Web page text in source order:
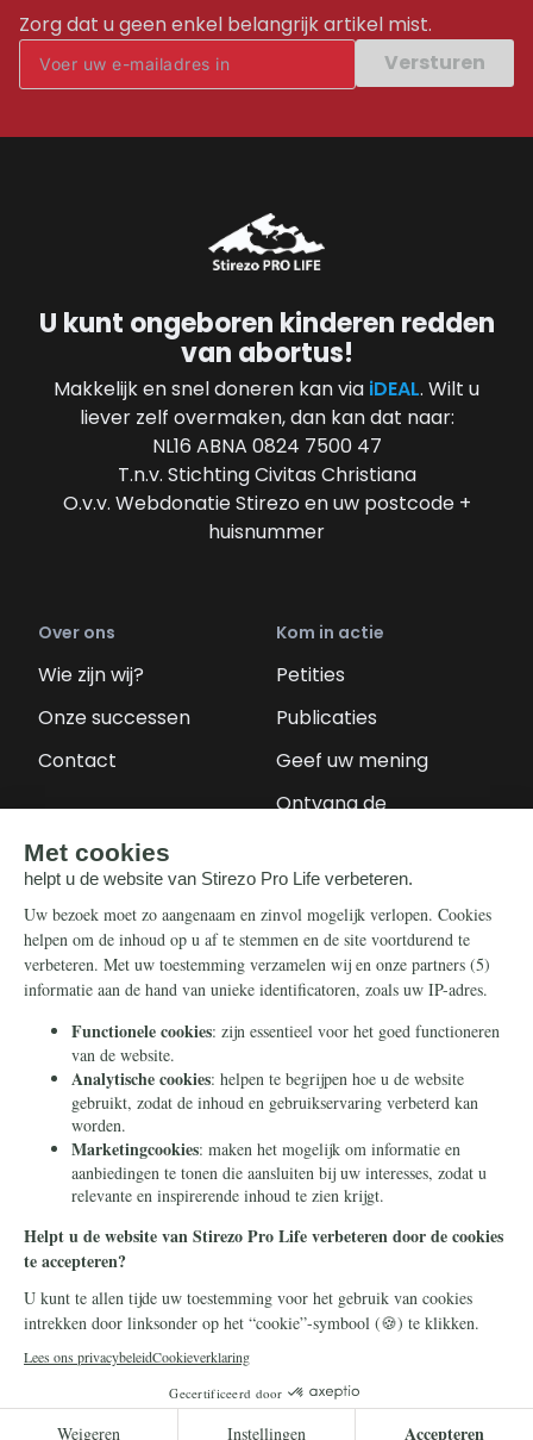
Zorg dat u geen enkel belangrijk artikel mist.
Versturen
U kunt ongeboren kinderen redden
van abortus!
Makkelijk en snel doneren kan via iDEAL. Wilt u
liever zelf overmaken, dan kan dat naar:
NL16 ABNA 0824 7500 47
T.n.v. Stichting Civitas Christiana
O.v.v. Webdonatie Stirezo en uw postcode +
huisnummer
Over ons
Wie zijn wij?
Onze successen
Contact
Kom in actie
Petities
Publicaties
Geef uw mening
Ontvang de
Steun ons
Nieuwsbrief
Eenmalig
Maandelijks
Periodiek
Nalaten
Zelf overschrijven
Info
Contact
Ontvang onze
Telegram-berichten
© 2026 Stichting Civitas Christiana
Cookieverklaring
Privacy